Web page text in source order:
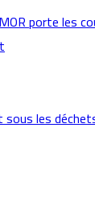
porte les
les